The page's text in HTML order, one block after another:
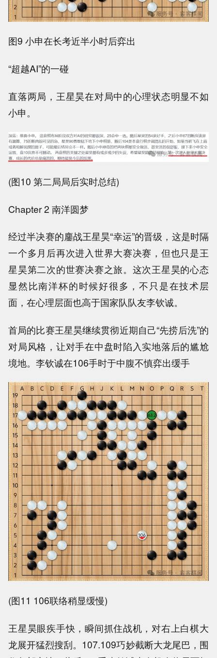
图9 小申在长考近半小时后弈出
“超越AI”的一碰
直落两局，王星昊在对局中的心理状态明显不如
小申。
(图10 第二局局后实时总结)
Chapter 2 南洋圆梦
经过半决赛的鏖战王星昊“幸运”的晋级，这是时隔
一个多月后再次进入世界大赛决赛，但也只是王
星昊第二次的世赛决赛之旅。这次王星昊的心态
显然比南洋杯的时候好很多，不只是在技术层
面，在心理层面也高于国家队队友李钦诚。
首局的比赛王星昊继续贯彻近期自己“先捞后洗”的
对局风格，让对手在中盘时陷入实地落后的尴尬
境地。李钦诚在106手时于中腹不慎弈出缓手
(图11 106联络稍显缓慢)
王星昊眼疾手快，瞬间抓住战机，对右上白棋大
龙展开猛烈搜刮。107.109巧妙截断大龙尾巴，围